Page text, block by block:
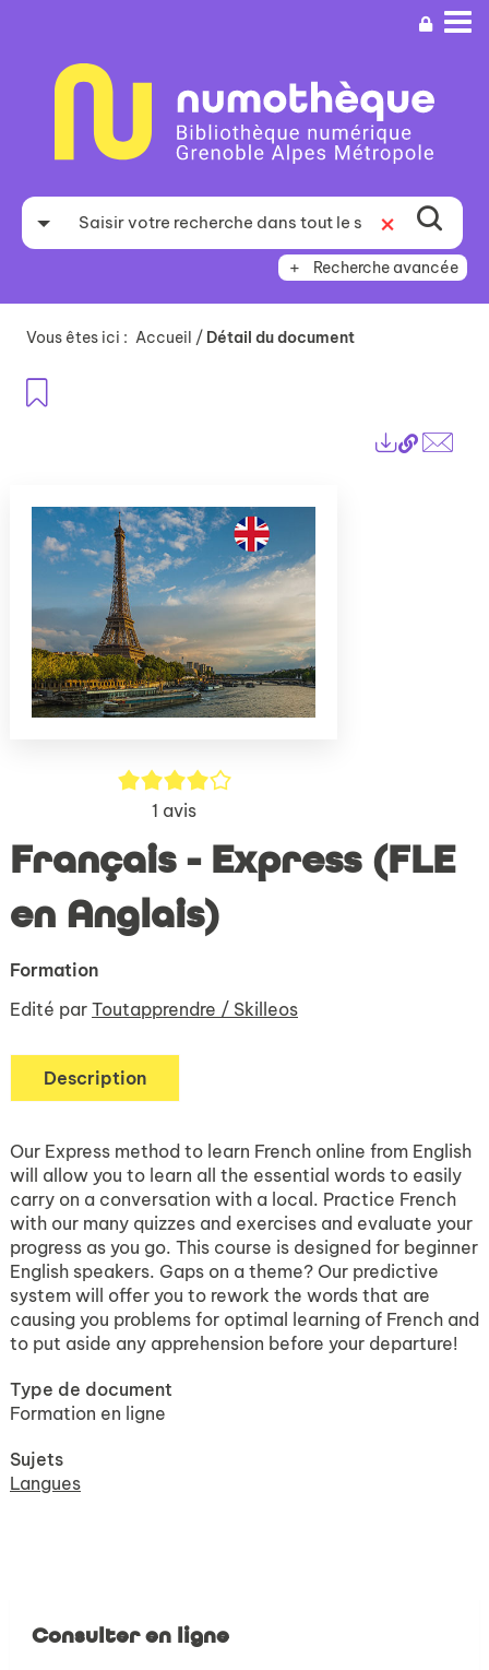
recherche
Recherche avancée
Vous êtes ici : Accueil / Détail du document
Lien
4/5
1 avis
Français - Express (FLE
en Anglais)
Formation
Edité par Toutapprendre / Skilleos
Description
Our Express method to learn French online from English
will allow you to learn all the essential words to easily
carry on a conversation with a local. Practice French
with our many quizzes and exercises and evaluate your
progress as you go. This course is designed for beginner
English speakers. Gaps on a theme? Our predictive
system will offer you to rework the words that are
causing you problems for optimal learning of French and
to put aside any apprehension before your departure!
Type de document
Formation en ligne
Sujets
Langues
Consulter en ligne